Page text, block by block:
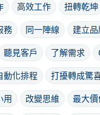
高效工作 扭轉乾坤
務 同一陣線 建立
聽見客戶 了解需求
動化排程 打擾轉成驚
用 改變思維 最大價